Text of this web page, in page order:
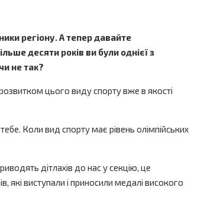
регіону. А тепер давайте
десяти років ви були однієї з
не так?
цього виду спорту вже в якості
Коли вид спорту має рівень олімпійських
дітлахів до нас у секцію, це
які виступали і приносили медалі високого